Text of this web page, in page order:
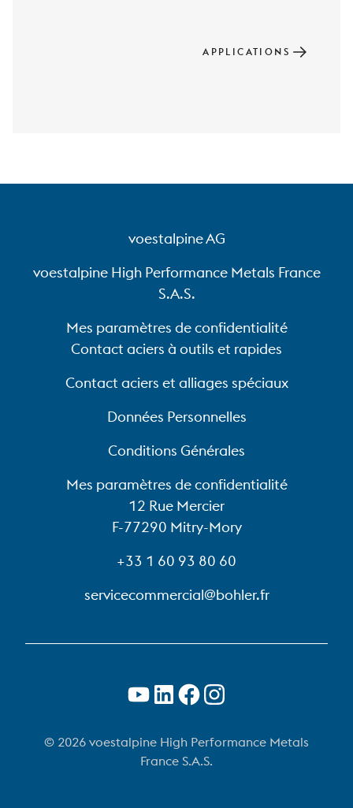
APPLICATIONS
voestalpine AG
voestalpine High Performance Metals France
S.A.S.
Mes paramètres de confidentialité
Contact aciers à outils et rapides
Contact aciers et alliages spéciaux
Données Personnelles
Conditions Générales
Mes paramètres de confidentialité
12 Rue Mercier
F-77290 Mitry-Mory
+33 1 60 93 80 60
servicecommercial@bohler.fr
© 2026 voestalpine High Performance Metals
France S.A.S.